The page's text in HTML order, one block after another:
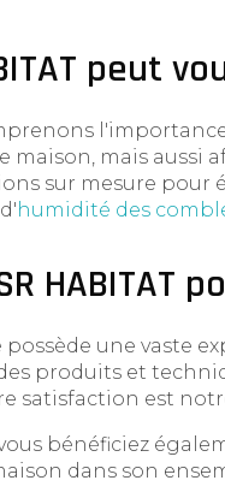
peut
maison, mais aussi
sur mesure
humidité des
HABITAT
possède une vaste
produits et
satisfaction est
vous bénéficiez
dans son